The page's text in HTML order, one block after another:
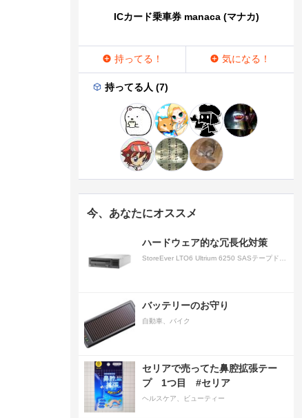
ICカード乗車券 manaca (マナカ)
持ってる！ 気になる！
持ってる人 (7)
今、あなたにオススメ
ハードウェア的な冗長化対策
バッテリーのお守り
自動車、バイク
セリアで売ってた鼻腔拡張テー
プ 1つ目 #セリア
ヘルスケア、ビューティー